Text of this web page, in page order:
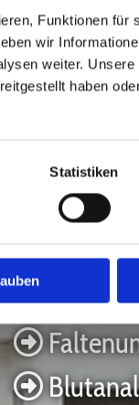
Funktionen für
wir
weiter.
haben
Statistiken
Sie

